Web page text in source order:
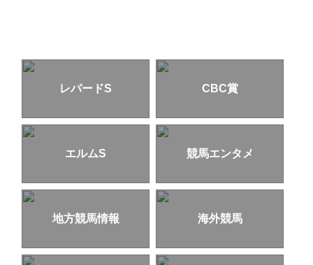
レパードS CBC賞
エルムS 競馬エンタメ
地方競馬情報 海外競馬